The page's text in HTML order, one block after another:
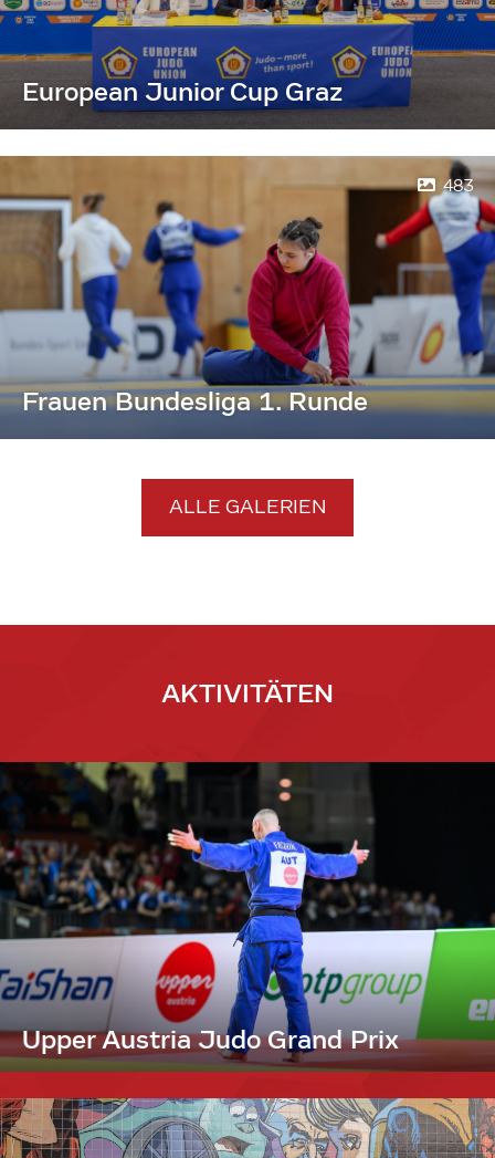
European Junior Cup Graz
483
Frauen Bundesliga 1. Runde
ALLE GALERIEN
AKTIVITÄTEN
Upper Austria Judo Grand Prix